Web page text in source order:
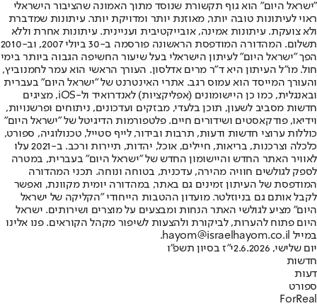
"ישראל היום" הוא גוף תקשורת שנוסד מתוך האמונה שהציבור הישראלי
ראוי לעיתונות טובה יותר, מאוזנת יותר ומדויקת יותר. עיתונות שמדברת
ולא צועקת. עיתונות אמינה, אובייקטיבית ועניינית. עיתונות אחרת וללא
תשלום. המהדורה המודפסת הראשונה פורסמה ב-30 ביולי 2007, וב-2010
הפך "ישראל היום" לעיתון הישראלי בעל שיעור החשיפה הגבוה ביותר בימי
חול. מו"ל העיתון היא ד"ר מרים אדלסון. העורך הראשי הוא עמר לחמנוביץ,
והעורך המייסד הוא עמוס רגב. אתרי האינטרנט של "ישראל היום" בעברית
ובאנגלית, כמו כן היישומונים (אפליקציות) לאנדרואיד ול-iOS, מציגים
חדשות מסביב לשעון, תוכן בלעדי, מבזקים ועדכונים, ניתוחים ופרשנויות,
וידיאו, פודקאסטים ושידורים חיים. פלטפורמות הדיגיטל של "ישראל היום"
כוללות ערוצי חדשות ודעות, תרבות ובידור, לייף סטייל, טכנולוגיה, ספורט,
כלכלה וצרכנות, בריאות, חיילים, אוכל, יהדות, תיירות ורכב. ב-2021 עלו
לאוויר האתר החדש והיישומון החדש של "ישראל היום" בעברית, במטרה
לספק לגולשים חוויה מהירה, עדכנית, בטוחה ונוחה. תכני המהדורה
המודפסת של העיתון זמינים גם באתר, במהדורה יומית מקוונת, ואפשר
לקבל אותם גם בניוזלטר. מועדון ההטבות הייחודי "הקליקה של ישראל
היום" מציע לגולשי האתר הנחות ומבצעים על מוצרים ושירותים. ישראל
היום פתוח להערות, לביקורת ולהצעות לשיפור מקהל הקוראים. פנו אלינו
במייל hayom@israelhayom.co.il.
יום שלישי, 2.6.2026
י"ז בסיון תשפ"ו
חדשות
דעות
ספורט
ForReal